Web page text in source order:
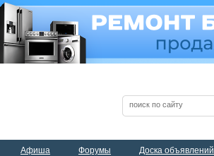
Афиша Форумы Доска объявлений